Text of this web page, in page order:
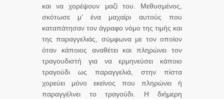
και να χορέψουν μαζί του. Μεθυσμένος,
σκότωσε μ’ ένα μαχαίρι αυτούς που
καταπάτησαν τον άγραφο νόμο της τιμής και
της παραγγελιάς, σύμφωνα με τον οποίον
όταν κάποιος αναθέτει και πληρώνει τον
τραγουδιστή για να ερμηνεύσει κάποιο
τραγούδι ως παραγγελιά, στην πίστα
χορεύει μόνο εκείνος που πληρώνει ή
παραγγέλνει το τραγούδι. Η διήμερη